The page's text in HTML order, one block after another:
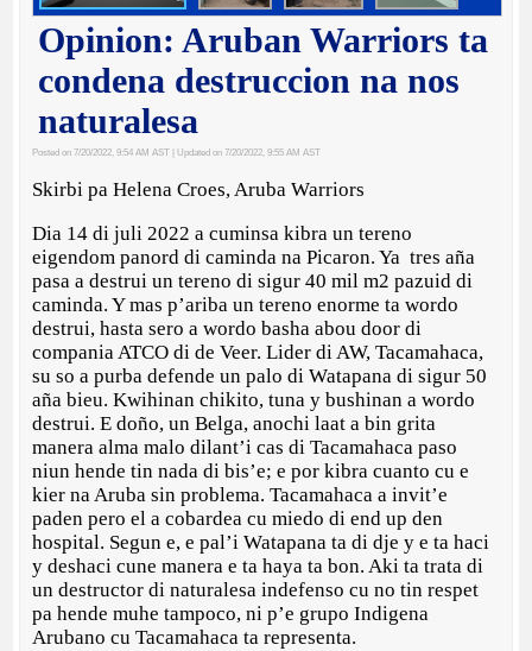
Opinion: Aruban Warriors ta
condena destruccion na nos
naturalesa
Posted on 7/20/2022, 9:54 AM AST | Updated on 7/20/2022, 9:55 AM AST
Skirbi pa Helena Croes, Aruba Warriors
Dia 14 di juli 2022 a cuminsa kibra un tereno
eigendom panord di caminda na Picaron. Ya tres aña
pasa a destrui un tereno di sigur 40 mil m2 pazuid di
caminda. Y mas p’ariba un tereno enorme ta wordo
destrui, hasta sero a wordo basha abou door di
compania ATCO di de Veer. Lider di AW, Tacamahaca,
su so a purba defende un palo di Watapana di sigur 50
aña bieu. Kwihinan chikito, tuna y bushinan a wordo
destrui. E doño, un Belga, anochi laat a bin grita
manera alma malo dilant’i cas di Tacamahaca paso
niun hende tin nada di bis’e; e por kibra cuanto cu e
kier na Aruba sin problema. Tacamahaca a invit’e
paden pero el a cobardea cu miedo di end up den
hospital. Segun e, e pal’i Watapana ta di dje y e ta haci
y deshaci cune manera e ta haya ta bon. Aki ta trata di
un destructor di naturalesa indefenso cu no tin respet
pa hende muhe tampoco, ni p’e grupo Indigena
Arubano cu Tacamahaca ta representa.